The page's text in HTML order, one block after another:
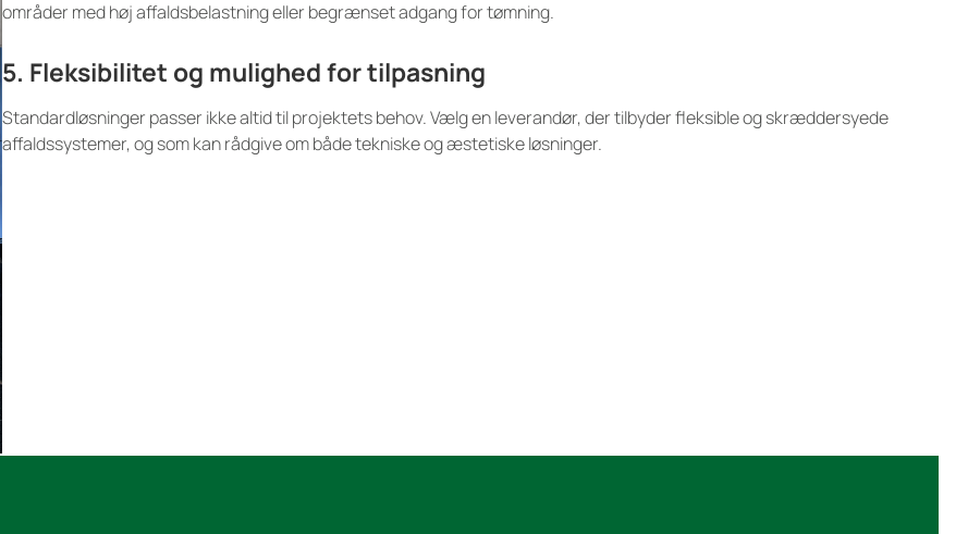
områder med høj affaldsbelastning eller begrænset adgang for tømning.
5. Fleksibilitet og mulighed for tilpasning
Standardløsninger passer ikke altid til projektets behov. Vælg en leverandør, der tilbyder fleksible og skræddersyede
affaldssystemer, og som kan rådgive om både tekniske og æstetiske løsninger.